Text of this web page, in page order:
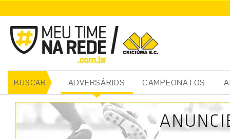
BUSCAR ADVERSÁRIOS CAMPEONATOS
CRICIÚMA